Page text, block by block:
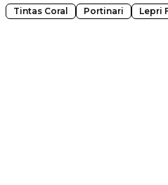
slide
Tintas Coral Portinari Lepri